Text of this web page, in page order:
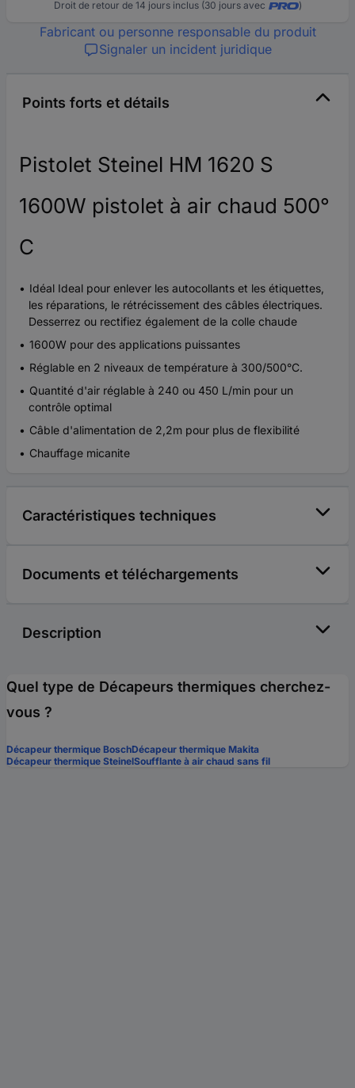
Droit de retour de 14 jours inclus (30 jours avec )
Fabricant ou personne responsable du produit
Signaler un incident juridique
Points forts et détails
Pistolet Steinel HM 1620 S
1600W pistolet à air chaud 500°
C
Idéal Ideal pour enlever les autocollants et les étiquettes,
les réparations, le rétrécissement des câbles électriques.
Desserrez ou rectifiez également de la colle chaude
1600W pour des applications puissantes
Réglable en 2 niveaux de température à 300/500°C.
Quantité d'air réglable à 240 ou 450 L/min pour un
contrôle optimal
Câble d'alimentation de 2,2m pour plus de flexibilité
Chauffage micanite
Caractéristiques techniques
Documents et téléchargements
Description
Quel type de Décapeurs thermiques cherchez-
vous ?
Décapeur thermique BoschDécapeur thermique Makita
Décapeur thermique SteinelSoufflante à air chaud sans fil